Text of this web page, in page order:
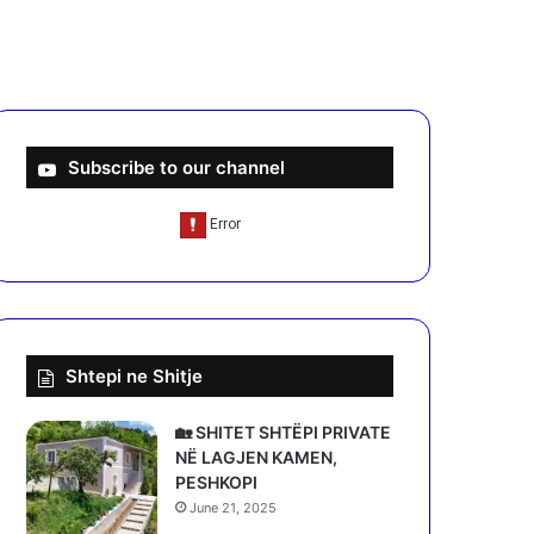
Subscribe to our channel
Shtepi ne Shitje
🏡 SHITET SHTËPI PRIVATE
NË LAGJEN KAMEN,
PESHKOPI
June 21, 2025